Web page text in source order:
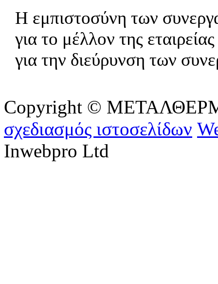
Η εμπιστοσύνη των
για το μέλλον της
για την διεύρυνση των
Copyright © ΜΕΤΑΛΘΕΡΜ
σχεδιασμός ιστοσελίδων
Inwebpro Ltd